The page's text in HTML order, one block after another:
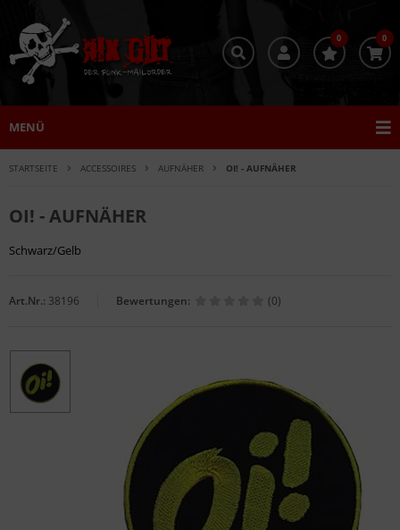
0 0
MENÜ
STARTSEITE ACCESSOIRES AUFNÄHER OI! - AUFNÄHER
OI! - AUFNÄHER
Schwarz/Gelb
Art.Nr.: 38196 Bewertungen: (0)